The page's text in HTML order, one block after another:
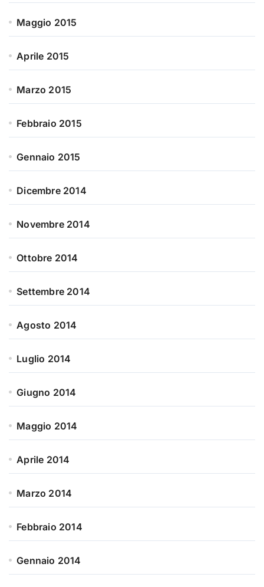
Maggio 2015
Aprile 2015
Marzo 2015
Febbraio 2015
Gennaio 2015
Dicembre 2014
Novembre 2014
Ottobre 2014
Settembre 2014
Agosto 2014
Luglio 2014
Giugno 2014
Maggio 2014
Aprile 2014
Marzo 2014
Febbraio 2014
Gennaio 2014